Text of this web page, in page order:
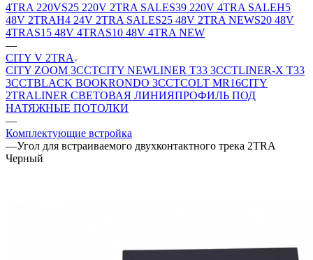
4TRA 220VS25 220V 2TRA SALES39 220V 4TRA SALEH5
48V 2TRAH4 24V 2TRA SALES25 48V 2TRA NEWS20 48V
4TRAS15 48V 4TRAS10 48V 4TRA NEW
—
CITY V 2TRA
CITY ZOOM 3CCTCITY NEWLINER T33 3CCTLINER-X T33
3CCTBLACK BOOKRONDO 3CCTCOLT MR16CITY
2TRALINER СВЕТОВАЯ ЛИНИЯПРОФИЛЬ ПОД
НАТЯЖНЫЕ ПОТОЛКИ
—
Комплектующие встройка
—Угол для встраиваемого двухконтактного трека 2TRA
Черный